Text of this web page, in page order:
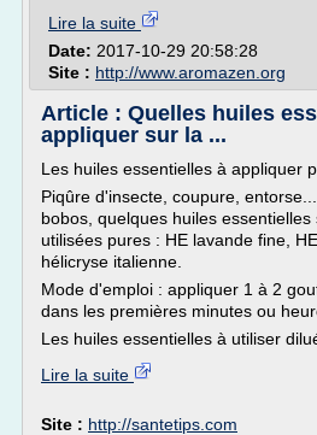
Lire la suite
Date: 2017-10-29 20:58:28
Site : http://www.aromazen.org
Article : Quelles huiles
appliquer sur la ...
Les huiles essentielles à appliquer
Piqûre d'insecte, coupure,
bobos, quelques huiles
utilisées pures : HE lavande fine,
hélicryse italienne.
Mode d'emploi : appliquer 1 à 2
dans les premières minutes ou
Les huiles essentielles à utiliser
Lire la suite
Site : http://santetips.com